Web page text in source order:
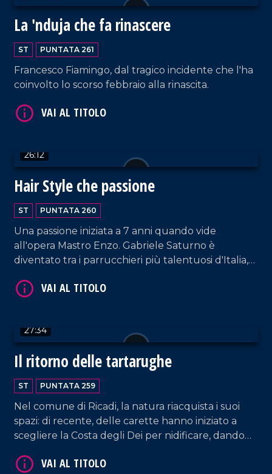
La 'nduja che fa rinascere
ST PUNTATA 261
Francesco Fiamingo, dal tragico incidente che l'ha
coinvolto lo scorso febbraio alla rinascita.
26:12
Hair Style che passione
ST PUNTATA 260
Una passione iniziata a 7 anni quando vide
all'opera Mastro Enzo. Gabriele Saturno è
diventato tra i parrucchieri più talentuosi d'Italia,
nazionali e trasformando così la sua passione in
27:34
Il ritorno delle tartarughe
ST PUNTATA 259
Nel comune di Ricadi, la natura riacquista i suoi
spazi: di recente, delle carette hanno iniziato a
scegliere la Costa degli Dei per nidificare, dando
marine.
VAI AL TITOLO
VAI AL TITOLO
VAI AL TITOLO